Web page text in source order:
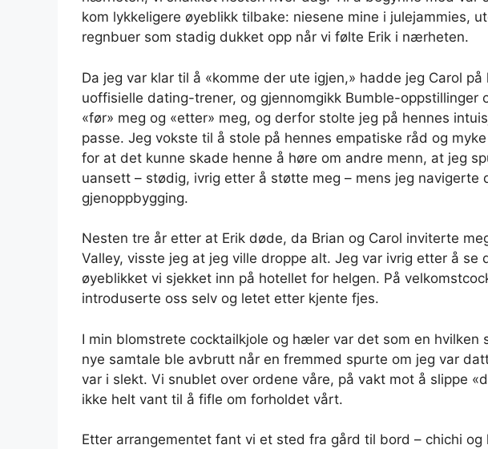
kom lykkeligere øyeblikk tilbake: niesene mine i julejammies,
regnbuer som stadig dukket opp når vi følte Erik i nærheten.
Da jeg var klar til å «komme der ute igjen,» hadde jeg Carol
uoffisielle dating-trener, og gjennomgikk Bumble-oppstillinger
«før» meg og «etter» meg, og derfor stolte jeg på hennes
passe. Jeg vokste til å stole på hennes empatiske råd og
for at det kunne skade henne å høre om andre menn, at jeg
uansett – stødig, ivrig etter å støtte meg – mens jeg navigerte
gjenoppbygging.
Nesten tre år etter at Erik døde, da Brian og Carol inviterte
Valley, visste jeg at jeg ville droppe alt. Jeg var ivrig etter å
øyeblikket vi sjekket inn på hotellet for helgen. På
introduserte oss selv og letet etter kjente fjes.
I min blomstrete cocktailkjole og hæler var det som en hvilken
nye samtale ble avbrutt når en fremmed spurte om jeg var
var i slekt. Vi snublet over ordene våre, på vakt mot å slippe
ikke helt vant til å fifle om forholdet vårt.
Etter arrangementet fant vi et sted fra gård til bord – chichi